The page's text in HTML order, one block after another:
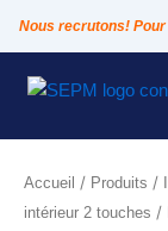
Nous recrutons!
Accueil / Produits /
intérieur 2 touches /